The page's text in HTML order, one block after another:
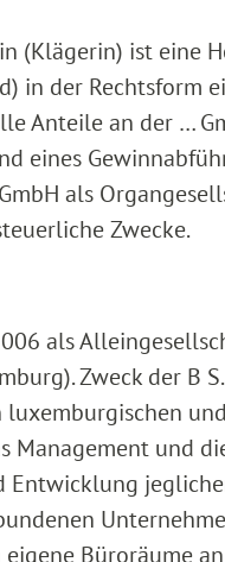
(Klägerin) ist eine
in der Rechtsform
Anteile an der …
eines
als
Zwecke.
als
Zweck der B
Management und
Entwicklung
eigene Büroräume